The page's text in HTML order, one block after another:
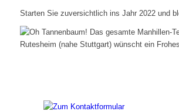
Starten Sie zuversichtlich ins Jahr 2022 und